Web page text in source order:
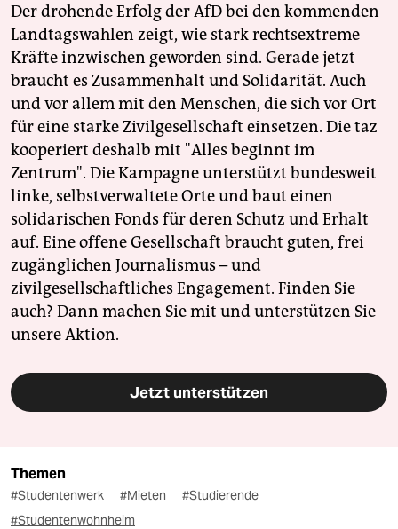
Der drohende Erfolg der AfD bei den kommenden
Landtagswahlen zeigt, wie stark rechtsextreme
Kräfte inzwischen geworden sind. Gerade jetzt
braucht es Zusammenhalt und Solidarität. Auch
und vor allem mit den Menschen, die sich vor Ort
für eine starke Zivilgesellschaft einsetzen. Die taz
kooperiert deshalb mit "Alles beginnt im
Zentrum". Die Kampagne unterstützt bundesweit
linke, selbstverwaltete Orte und baut einen
solidarischen Fonds für deren Schutz und Erhalt
auf. Eine offene Gesellschaft braucht guten, frei
zugänglichen Journalismus – und
zivilgesellschaftliches Engagement. Finden Sie
auch? Dann machen Sie mit und unterstützen Sie
unsere Aktion.
Jetzt unterstützen
Themen
#Studentenwerk #Mieten
#Studierende
#Studentenwohnheim